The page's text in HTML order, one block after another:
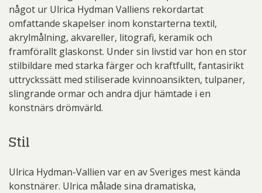
något ur Ulrica Hydman Valliens rekordartat
omfattande skapelser inom konstarterna textil,
akrylmålning, akvareller, litografi, keramik och
framförallt glaskonst. Under sin livstid var hon en stor
stilbildare med starka färger och kraftfullt, fantasirikt
uttryckssätt med stiliserade kvinnoansikten, tulpaner,
slingrande ormar och andra djur hämtade i en
konstnärs drömvärld.
Stil
Ulrica Hydman-Vallien var en av Sveriges mest kända
konstnärer. Ulrica målade sina dramatiska,